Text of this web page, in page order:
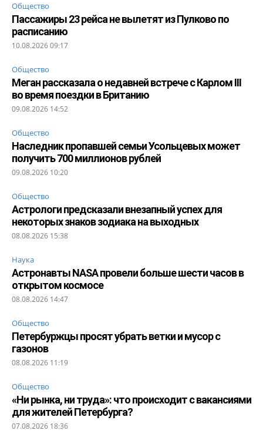
Общество
Пассажиры 23 рейса не вылетят из Пулково по
расписанию
10.08.2026 09:17
Общество
Меган рассказала о недавней встрече с Карлом III
во время поездки в Британию
09.08.2026 14:52
Общество
Наследник пропавшей семьи Усольцевых может
получить 700 миллионов рублей
09.08.2026 10:20
Общество
Астрологи предсказали внезапный успех для
некоторых знаков зодиака на выходных
08.08.2026 15:38
Наука
Астронавты NASA провели больше шести часов в
открытом космосе
08.08.2026 14:47
Общество
Петербуржцы просят убрать ветки и мусор с
газонов
08.08.2026 11:19
Общество
«Ни рынка, ни труда»: что происходит с вакансиями
для жителей Петербурга?
07.08.2026 18:36